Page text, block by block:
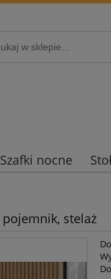
Szafki nocne
pojemnik, stelaż